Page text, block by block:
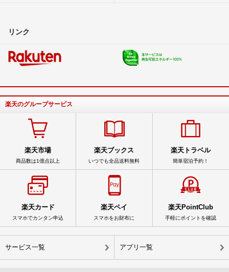
リンク
楽天のグループサービス
楽天市場
商品数は1億点以上
楽天ブックス
いつでも全品送料無料
楽天トラベル
簡単宿泊予約！
楽天カード
スマホでカンタン申込
楽天ペイ
スマホをお財布に
楽天PointClub
手軽にポイントを確認
サービス一覧 アプリ一覧